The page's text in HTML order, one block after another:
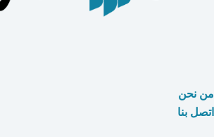
من نحن
اتصل بنا